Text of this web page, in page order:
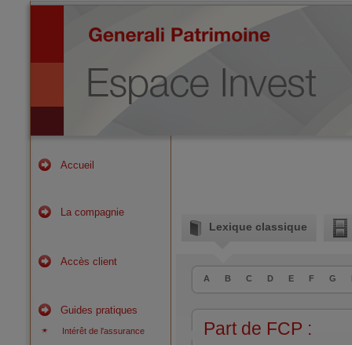
Accueil
La compagnie
Accès client
Guides pratiques
Intérêt de l'assurance
Lexique classique
A B C D E F G
Part de FCP :